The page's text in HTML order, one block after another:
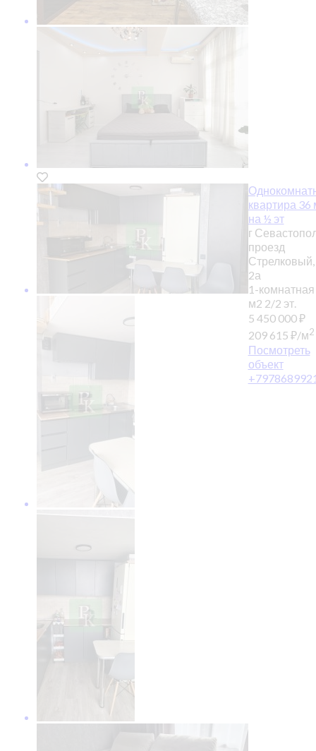
квартира 36
на ½ эт
г
проезд
Стрелковый,
2а
1-комнатная
м2 2/2 эт.
5 450 000₽
209 615 ₽/м2
Посмотреть
объект